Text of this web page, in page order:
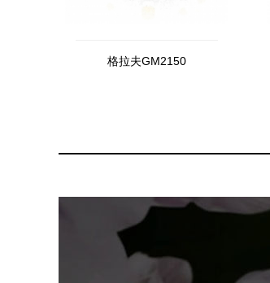
格拉夫GM2150